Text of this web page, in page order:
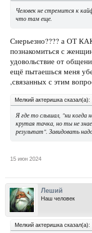
Человек не стремится к
что там еще.
Снерьезно???? а ОТ
познакомиться с
удовольствие от
ещё пытаешься меня
,связанных с этим
Мелкий актеришка сказал(а):
Я где то слышал, "ни когда
крутая тачка, но ты не
результат". Завидовать
15 июн 2024
Леший
Наш человек
Мелкий актеришка сказал(а):